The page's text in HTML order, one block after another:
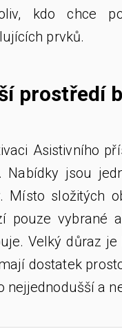
kdo chce
prvků.
prostředí
Asistivního
Nabídky jsou
Místo složitých
pouze vybrané
Velký důraz
dostatek
nejjednodušší a